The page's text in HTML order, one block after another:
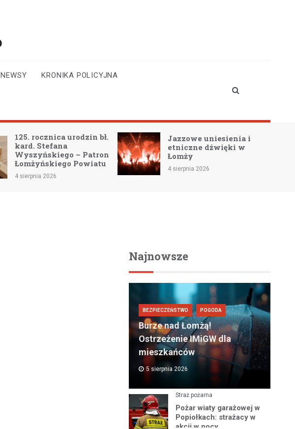
NEWSY KRONIKA POLICYJNA
125. rocznica urodzin bł.
kard. Stefana
Wyszyńskiego – Patron
Łomżyńskiego Powiatu
4 sierpnia 2026
Jazzowe uniesienia i
etniczne dźwięki w
Łomży
4 sierpnia 2026
Najnowsze
BEZPIECZEŃSTWO POGODA
Burze nad Łomżą!
Ostrzeżenie IMiGW dla
mieszkańców
5 sierpnia 2026
Straż pożarna
Pożar wiaty garażowej w
Popiołkach: strażacy w
akcji w nocy